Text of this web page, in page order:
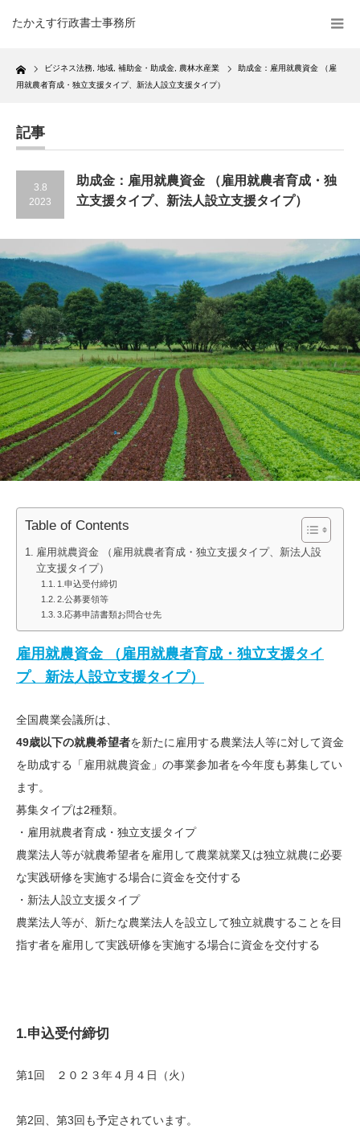
たかえす行政書士事務所
Home ビジネス法務 地域 補助金・助成金 農林水産業
助成金：雇用就農資金 （雇
用就農者育成・独立支援タイプ、新法人設立支援タイプ）
記事
3.8
2023
助成金：雇用就農資金 （雇用就農者育成・独
立支援タイプ、新法人設立支援タイプ）
Table of Contents
雇用就農資金 （雇用就農者育成・独立支援タイプ、新法人設
立支援タイプ）
1.申込受付締切
2.公募要領等
3.応募申請書類お問合せ先
雇用就農資金 （雇用就農者育成・独立支援タイ
プ、新法人設立支援タイプ）
全国農業会議所は、
49歳以下の就農希望者を新たに雇用する農業法人等に対して資金
を助成する「雇用就農資金」の事業参加者を今年度も募集してい
ます。
募集タイプは2種類。
・雇用就農者育成・独立支援タイプ
農業法人等が就農希望者を雇用して農業就業又は独立就農に必要
な実践研修を実施する場合に資金を交付する
・新法人設立支援タイプ
農業法人等が、新たな農業法人を設立して独立就農することを目
指す者を雇用して実践研修を実施する場合に資金を交付する
1.申込受付締切
第1回 ２０２３年４月４日（火）
第2回、第3回も予定されています。